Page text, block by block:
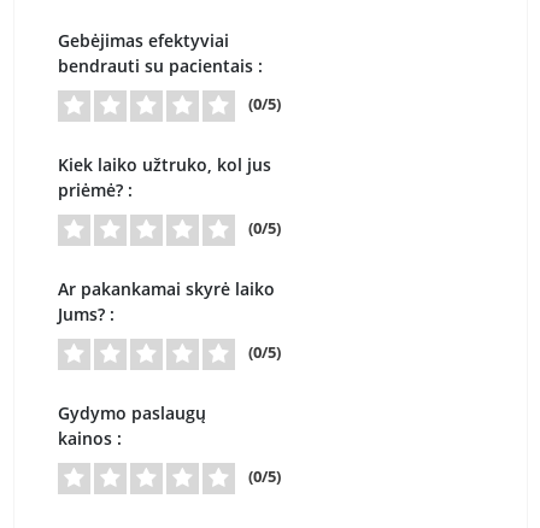
Gebėjimas efektyviai
bendrauti su pacientais :
(0/5)
Kiek laiko užtruko, kol jus
priėmė? :
(0/5)
Ar pakankamai skyrė laiko
Jums? :
(0/5)
Gydymo paslaugų
kainos :
(0/5)